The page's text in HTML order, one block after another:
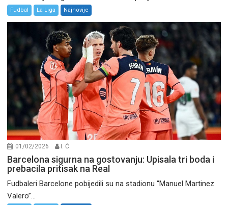
Fudbal La Liga Najnovije
01/02/2026 I. Ć.
Barcelona sigurna na gostovanju: Upisala tri boda i
prebacila pritisak na Real
Fudbaleri Barcelone pobijedili su na stadionu “Manuel Martinez
Valero”...